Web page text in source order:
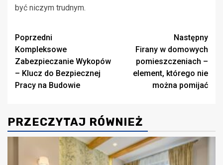
być niczym trudnym.
Zobacz
wpisy
Poprzedni
Kompleksowe
Zabezpieczanie Wykopów
– Klucz do Bezpiecznej
Pracy na Budowie
Następny
Firany w domowych
pomieszczeniach –
element, którego nie
można pomijać
PRZECZYTAJ RÓWNIEŻ